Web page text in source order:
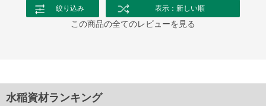
絞り込み 表示：新しい順
この商品の全てのレビューを見る
水稲資材ランキング